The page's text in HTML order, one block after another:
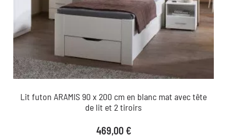
Lit futon ARAMIS 90 x 200 cm en blanc mat avec tête
de lit et 2 tiroirs
Prix
469,00 €